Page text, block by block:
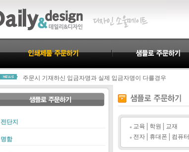
모든 제작물은 결제완료 후 진행됩니다.
주문시 기재하신 입금자명과 실제 입금자명이 다를경우
당사 고객센터 1800-3312로 연락주셔야 누락되지 않습니다.
항상 친절과 신뢰로 고객님께 다가가는 데일리&디자인이 되겠습
데일리&디자인을 찾아주신 모든분께 진심으로 감사드립니다.
주문시 기재하신 입금자명과 실제 입금자명이 다를경우
당사 고객센터 1800-3312로 연락주셔야 누락되지 않습니다.
항상 친절과 신뢰로 고객님께 다가가는 데일리&디자인이 되겠
전단지
명함
교육│학원│교재
전자│휴대폰│컴퓨터